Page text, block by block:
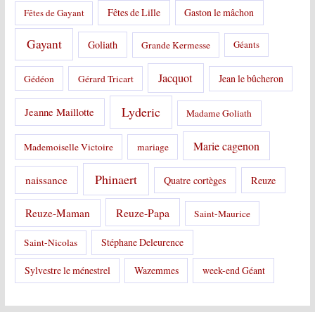
Fêtes de Gayant Fêtes de Lille Gaston le mâchon
Gayant Goliath Grande Kermesse Géants
Gédéon Gérard Tricart Jacquot Jean le bûcheron
Jeanne Maillotte Lyderic Madame Goliath
Mademoiselle Victoire mariage Marie cagenon
naissance Phinaert Quatre cortèges Reuze
Reuze-Maman Reuze-Papa Saint-Maurice
Saint-Nicolas Stéphane Deleurence
Sylvestre le ménestrel Wazemmes week-end Géant